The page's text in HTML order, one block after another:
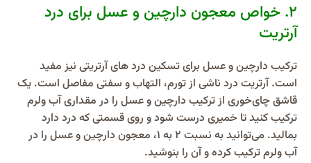
2. خواص معجون دارچین و عسل برای درد
آرتریت
ترکیب دارچین و عسل برای تسکین درد های آرتریتی نیز مفید
است. آرتریت درد ناشی از تورم، التهاب و سفتی مفاصل است. یک
قاشق چای‌خوری از ترکیب دارچین و عسل را در مقداری آب ولرم
ترکیب کنید تا خمیری درست شود و روی قسمتی که درد دارد
بمالید. می‌توانید به نسبت ۲ به ۱، معجون دارچین و عسل را در
آب ولرم ترکیب کرده و آن را بنوشید.